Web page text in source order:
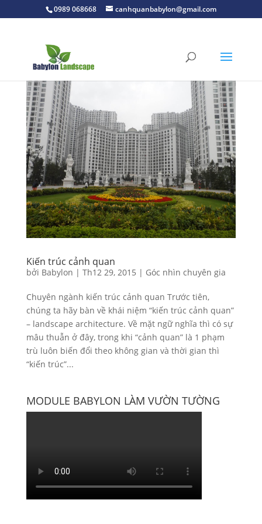
0989 068668 canhquanbabylon@gmail.com
Kiến trúc cảnh quan
bởi Babylon | Th12 29, 2015 | Góc nhìn chuyên gia
Chuyên ngành kiến trúc cảnh quan Trước tiên,
chúng ta hãy bàn về khái niệm “kiến trúc cảnh quan”
– landscape architecture. Về mặt ngữ nghĩa thì có sự
mâu thuẫn ở đây, trong khi “cảnh quan” là 1 phạm
trù luôn biến đổi theo không gian và thời gian thì
“kiến trúc”...
MODULE BABYLON LÀM VƯỜN TƯỜNG